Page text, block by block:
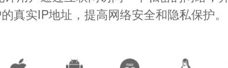
真实IP地址，提高网络安全和隐私保护。